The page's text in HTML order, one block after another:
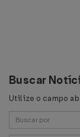
Buscar
Utilize o campo